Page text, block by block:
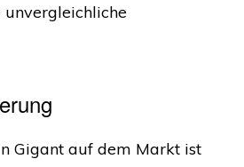
unvergleichliche
Gigant auf dem Markt ist